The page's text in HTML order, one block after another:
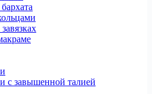
с завышенной талией